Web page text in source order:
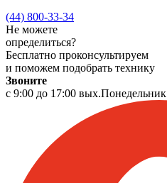
(44) 800-33-34
Не можете
определиться?
Бесплатно проконсультируем
и поможем подобрать технику
Звоните
с 9:00 до 17:00 вых.Понедельник